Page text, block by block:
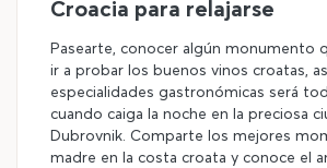
Croacia para relajarse
Pasearte, conocer algún monumento
ir a probar los buenos vinos croatas,
especialidades gastronómicas será
cuando caiga la noche en la preciosa
Dubrovnik. Comparte los mejores
madre en la costa croata y conoce el